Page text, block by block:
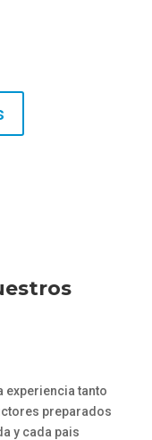
experiencia tanto
preparados
y cada pais